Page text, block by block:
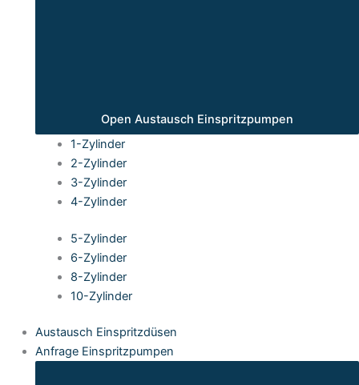
Open Austausch Einspritzpumpen
1-Zylinder
2-Zylinder
3-Zylinder
4-Zylinder
5-Zylinder
6-Zylinder
8-Zylinder
10-Zylinder
Austausch Einspritzdüsen
Anfrage Einspritzpumpen